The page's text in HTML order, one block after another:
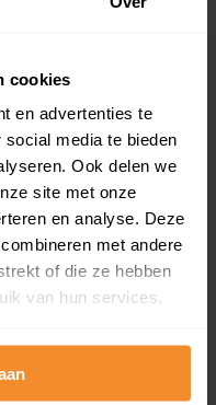
cookies
en advertenties te
media te bieden
Ook delen we
site met onze
en analyse. Deze
met andere
of die ze hebben
van hun services.
perceel en